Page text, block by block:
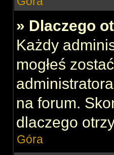
» Dlaczego
Każdy
mogłeś
na forum.
dlaczego
Góra